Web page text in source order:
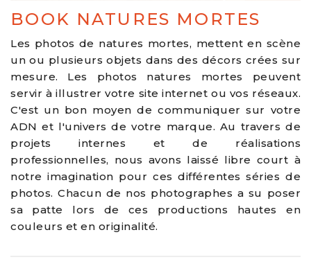
BOOK NATURES MORTES
Les photos de natures mortes, mettent en scène
un ou plusieurs objets dans des décors crées sur
mesure. Les photos natures mortes peuvent
servir à illustrer votre site internet ou vos réseaux.
C'est un bon moyen de communiquer sur votre
ADN et l'univers de votre marque. Au travers de
projets internes et de réalisations
professionnelles, nous avons laissé libre court à
notre imagination pour ces différentes séries de
photos. Chacun de nos photographes a su poser
sa patte lors de ces productions hautes en
couleurs et en originalité.